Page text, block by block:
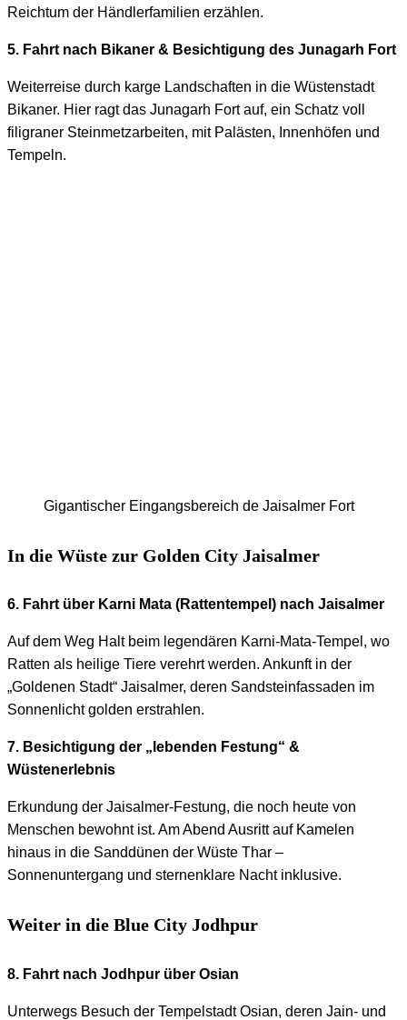
Reichtum der Händlerfamilien erzählen.
5. Fahrt nach Bikaner & Besichtigung des Junagarh Fort
Weiterreise durch karge Landschaften in die Wüstenstadt
Bikaner. Hier ragt das Junagarh Fort auf, ein Schatz voll
filigraner Steinmetzarbeiten, mit Palästen, Innenhöfen und
Tempeln.
Gigantischer Eingangsbereich de Jaisalmer Fort
In die Wüste zur Golden City Jaisalmer
6. Fahrt über Karni Mata (Rattentempel) nach Jaisalmer
Auf dem Weg Halt beim legendären Karni-Mata-Tempel, wo
Ratten als heilige Tiere verehrt werden. Ankunft in der
„Goldenen Stadt“ Jaisalmer, deren Sandsteinfassaden im
Sonnenlicht golden erstrahlen.
7. Besichtigung der „lebenden Festung“ &
Wüstenerlebnis
Erkundung der Jaisalmer-Festung, die noch heute von
Menschen bewohnt ist. Am Abend Ausritt auf Kamelen
hinaus in die Sanddünen der Wüste Thar –
Sonnenuntergang und sternenklare Nacht inklusive.
Weiter in die Blue City Jodhpur
8. Fahrt nach Jodhpur über Osian
Unterwegs Besuch der Tempelstadt Osian, deren Jain- und